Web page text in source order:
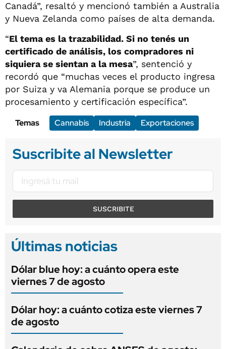
Canadá”, resaltó y mencionó también a Australia
y Nueva Zelanda como países de alta demanda.
“El tema es la trazabilidad. Si no tenés un
certificado de análisis, los compradores ni
siquiera se sientan a la mesa”, sentenció y
recordó que “muchas veces el producto ingresa
por Suiza y va Alemania porque se produce un
procesamiento y certificación específica”.
Temas
Cannabis Industria Exportaciones
Suscribite al Newsletter
SUSCRIBITE
Últimas noticias
Dólar blue hoy: a cuánto opera este
viernes 7 de agosto
Dólar hoy: a cuánto cotiza este viernes 7
de agosto